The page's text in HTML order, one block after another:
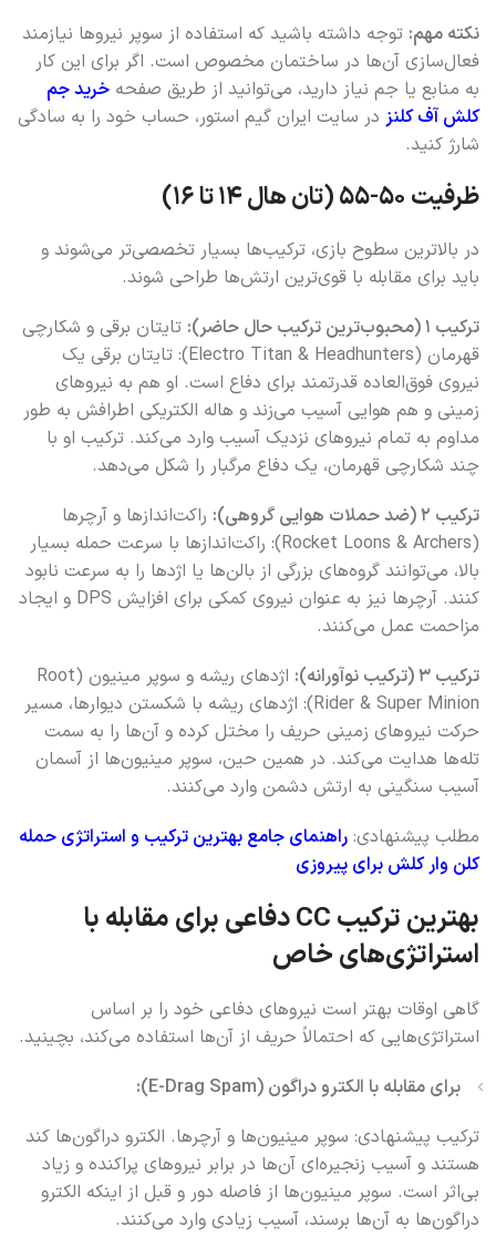
نکته مهم: توجه داشته باشید که استفاده از سوپر نیروها نیازمند
فعال‌سازی آن‌ها در ساختمان مخصوص است. اگر برای این کار
به منابع یا جم نیاز دارید، می‌توانید از طریق صفحه خرید جم
کلش آف کلنز در سایت ایران گیم استور، حساب خود را به سادگی
شارژ کنید.
ظرفیت ۵۰-۵۵ (تان هال ۱۴ تا ۱۶)
در بالاترین سطوح بازی، ترکیب‌ها بسیار تخصصی‌تر می‌شوند و
باید برای مقابله با قوی‌ترین ارتش‌ها طراحی شوند.
ترکیب ۱ (محبوب‌ترین ترکیب حال حاضر):
تایتان برقی و شکارچی
قهرمان (Electro Titan & Headhunters): تایتان برقی یک
نیروی فوق‌العاده قدرتمند برای دفاع است. او هم به نیروهای
زمینی و هم هوایی آسیب می‌زند و هاله الکتریکی اطرافش به طور
مداوم به تمام نیروهای نزدیک آسیب وارد می‌کند. ترکیب او با
چند شکارچی قهرمان، یک دفاع مرگبار را شکل می‌دهد.
ترکیب ۲ (ضد حملات هوایی گروهی):
راکت‌اندازها و آرچرها
(Rocket Loons & Archers): راکت‌اندازها با سرعت حمله بسیار
بالا، می‌توانند گروه‌های بزرگی از بالن‌ها یا اژدها را به سرعت نابود
کنند. آرچرها نیز به عنوان نیروی کمکی برای افزایش DPS و ایجاد
مزاحمت عمل می‌کنند.
ترکیب ۳ (ترکیب نوآورانه):
اژدهای ریشه و سوپر مینیون (Root
Rider & Super Minion): اژدهای ریشه با شکستن دیوارها، مسیر
حرکت نیروهای زمینی حریف را مختل کرده و آن‌ها را به سمت
تله‌ها هدایت می‌کند. در همین حین، سوپر مینیون‌ها از آسمان
آسیب سنگینی به ارتش دشمن وارد می‌کنند.
مطلب پیشنهادی: راهنمای جامع بهترین ترکیب و استراتژی حمله
کلن وار کلش برای پیروزی
بهترین ترکیب CC دفاعی برای مقابله با
استراتژی‌های خاص
گاهی اوقات بهتر است نیروهای دفاعی خود را بر اساس
استراتژی‌هایی که احتمالاً حریف از آن‌ها استفاده می‌کند، بچینید.
برای مقابله با الکترو دراگون (E-Drag Spam):
ترکیب پیشنهادی: سوپر مینیون‌ها و آرچرها. الکترو دراگون‌ها کند
هستند و آسیب زنجیره‌ای آن‌ها در برابر نیروهای پراکنده و زیاد
بی‌اثر است. سوپر مینیون‌ها از فاصله دور و قبل از اینکه الکترو
دراگون‌ها به آن‌ها برسند، آسیب زیادی وارد می‌کنند.